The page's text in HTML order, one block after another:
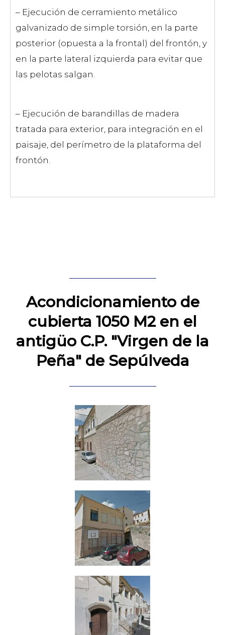
– Ejecución de cerramiento metálico
galvanizado de simple torsión, en la parte
posterior (opuesta a la frontal) del frontón, y
en la parte lateral izquierda para evitar que
las pelotas salgan.
– Ejecución de barandillas de madera
tratada para exterior, para integración en el
paisaje, del perímetro de la plataforma del
frontón.
Acondicionamiento de
cubierta 1050 M2 en el
antigüo C.P. "Virgen de la
Peña" de Sepúlveda